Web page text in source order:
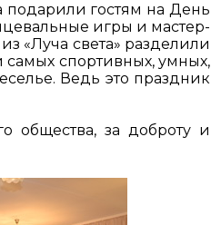
подарили гостям на День
игры и мастер-
«Луча света» разделили
спортивных, умных,
Ведь это праздник
общества, за доброту и